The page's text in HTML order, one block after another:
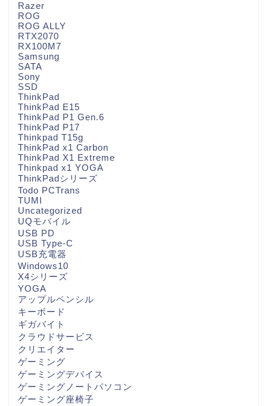
Razer
ROG
ROG ALLY
RTX2070
RX100M7
Samsung
SATA
Sony
SSD
ThinkPad
ThinkPad E15
ThinkPad P1 Gen.6
ThinkPad P17
Thinkpad T15g
ThinkPad x1 Carbon
ThinkPad X1 Extreme
Thinkpad x1 YOGA
ThinkPadシリーズ
Todo PCTrans
TUMI
Uncategorized
UQモバイル
USB PD
USB Type-C
USB充電器
Windows10
X4シリーズ
YOGA
アップルペンシル
キーボード
ギガバイト
クラウドサービス
クリエイター
ゲーミング
ゲーミングデバイス
ゲーミングノートパソコン
ゲーミング座椅子